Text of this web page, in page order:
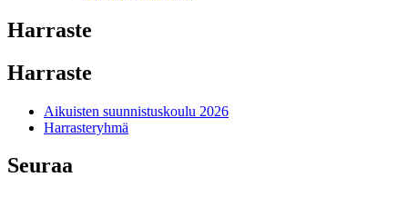
Harraste
Harraste
Aikuisten suunnistuskoulu 2026
Harrasteryhmä
Seuraa